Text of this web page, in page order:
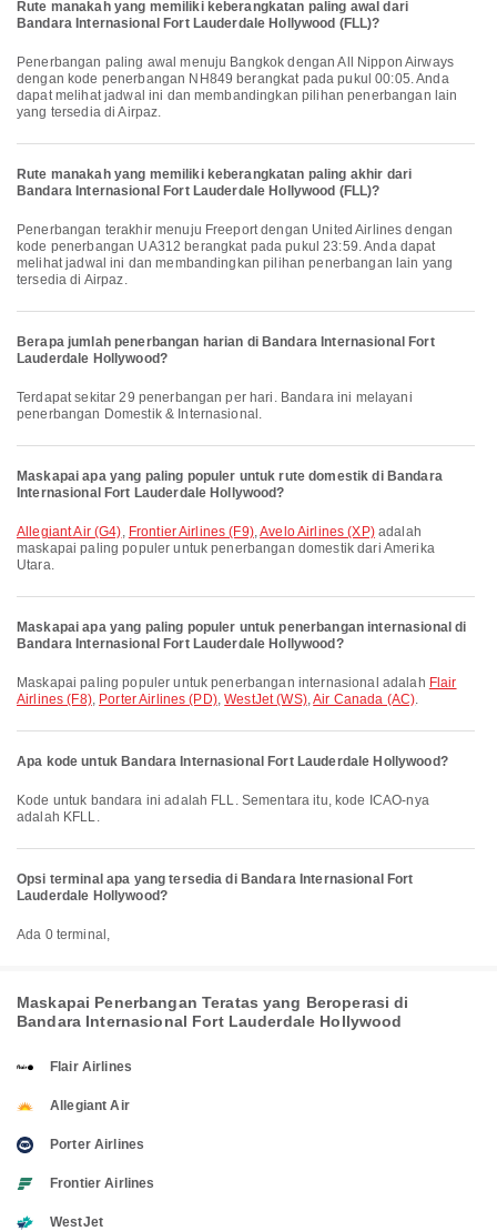
Rute manakah yang memiliki keberangkatan paling awal dari
Bandara Internasional Fort Lauderdale Hollywood (FLL)?
Penerbangan paling awal menuju Bangkok dengan All Nippon Airways
dengan kode penerbangan NH849 berangkat pada pukul 00:05. Anda
dapat melihat jadwal ini dan membandingkan pilihan penerbangan lain
yang tersedia di Airpaz.
Rute manakah yang memiliki keberangkatan paling akhir dari
Bandara Internasional Fort Lauderdale Hollywood (FLL)?
Penerbangan terakhir menuju Freeport dengan United Airlines dengan
kode penerbangan UA312 berangkat pada pukul 23:59. Anda dapat
melihat jadwal ini dan membandingkan pilihan penerbangan lain yang
tersedia di Airpaz.
Berapa jumlah penerbangan harian di Bandara Internasional Fort
Lauderdale Hollywood?
Terdapat sekitar 29 penerbangan per hari. Bandara ini melayani
penerbangan Domestik & Internasional.
Maskapai apa yang paling populer untuk rute domestik di Bandara
Internasional Fort Lauderdale Hollywood?
Allegiant Air (G4), Frontier Airlines (F9),Avelo Airlines (XP)adalah
maskapai paling populer untuk penerbangan domestik dari Amerika
Utara.
Maskapai apa yang paling populer untuk penerbangan internasional di
Bandara Internasional Fort Lauderdale Hollywood?
Maskapai paling populer untuk penerbangan internasional adalah Flair
Airlines (F8), Porter Airlines (PD),WestJet (WS),Air Canada (AC).
Apa kode untuk Bandara Internasional Fort Lauderdale Hollywood?
Kode untuk bandara ini adalah FLL. Sementara itu, kode ICAO-nya
adalah KFLL.
Opsi terminal apa yang tersedia di Bandara Internasional Fort
Lauderdale Hollywood?
Ada 0 terminal,
Maskapai Penerbangan Teratas yang Beroperasi di
Bandara Internasional Fort Lauderdale Hollywood
Flair Airlines
Allegiant Air
Porter Airlines
Frontier Airlines
WestJet